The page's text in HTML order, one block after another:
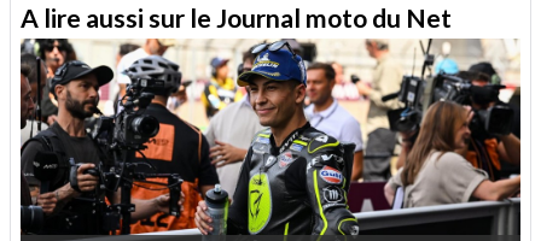
A lire aussi sur le Journal moto du Net